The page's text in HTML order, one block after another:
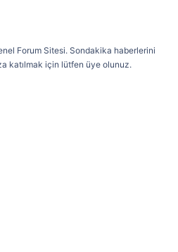
Forum Sitesi. Sondakika haberlerini
katılmak için lütfen üye olunuz.